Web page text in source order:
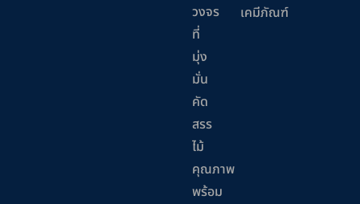
วงจร
ที่
มุ่ง
มั่น
คัด
สรร
ไม้
คุณภาพ
พร้อม
เคมีภัณฑ์